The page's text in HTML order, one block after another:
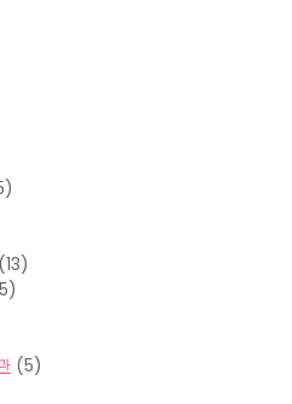
(13)
(5)